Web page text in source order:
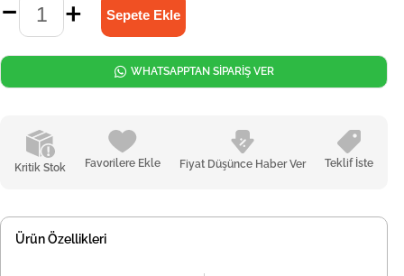
Kritik Stok Favorilere Ekle Fiyat Düşünce Haber Ver Teklif İste
WHATSAPPTAN SİPARİŞ VER
Ürün Özellikleri